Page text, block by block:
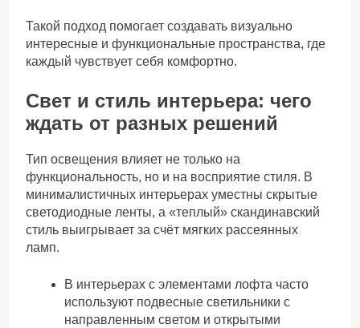
Такой подход помогает создавать визуально
интересные и функциональные пространства, где
каждый чувствует себя комфортно.
Свет и стиль интерьера: чего
ждать от разных решений
Тип освещения влияет не только на
функциональность, но и на восприятие стиля. В
минималистичных интерьерах уместны скрытые
светодиодные ленты, а «теплый» скандинавский
стиль выигрывает за счёт мягких рассеянных
ламп.
В интерьерах с элементами лофта часто
используют подвесные светильники с
направленным светом и открытыми